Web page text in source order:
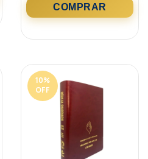
10%
OFF